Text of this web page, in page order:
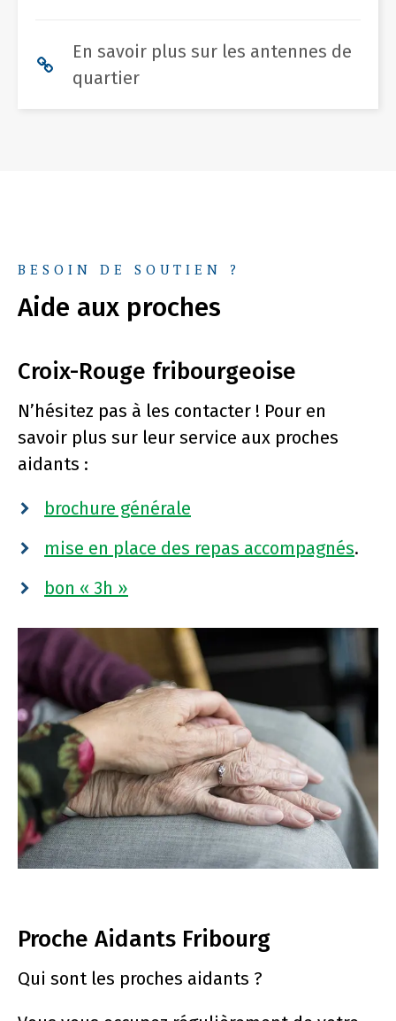
En savoir plus sur les antennes de
quartier
BESOIN DE SOUTIEN ?
Aide aux proches
Croix-Rouge fribourgeoise
N’hésitez pas à les contacter ! Pour en
savoir plus sur leur service aux proches
aidants :
brochure générale
mise en place des repas accompagnés.
bon « 3h »
Proche Aidants Fribourg
Qui sont les proches aidants ?